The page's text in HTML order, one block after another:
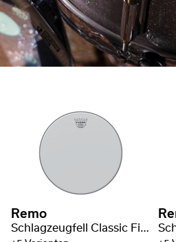
Remo
Schlagzeugfell Classic Fit Ambassador weiß aufgeraut